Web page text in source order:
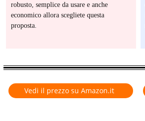
robusto, semplice da usare e anche
economico allora scegliete questa
proposta.
Vedi il prezzo su Amazon.it